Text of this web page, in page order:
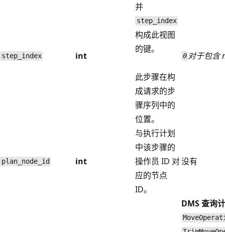
step_index int
并
step_index
构成此视图
的键。
此步骤在构
成请求的步
骤序列中的
位置。
0 对于包含
plan_node_id int
与执行计划
中该步骤的
操作员 ID 对
应的节点
ID。
没有
DMS 查询